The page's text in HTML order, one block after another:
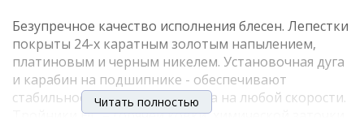
Безупречное качество исполнения блесен. Лепестки
покрыты 24-х каратным золотым напылением,
платиновым и черным никелем. Установочная дуга
и карабин на подшипнике - обеспечивают
стабильное вращение лепестка на любой скорости.
Тройники FJC – горячей ковки, химической заточки,
Читать полностью